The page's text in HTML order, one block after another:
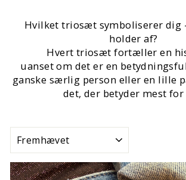
Hvilket triosæt symboliserer dig
holder af?
Hvert triosæt fortæller en
uanset om det er en
ganske særlig person eller en lille
det, der betyder mest for